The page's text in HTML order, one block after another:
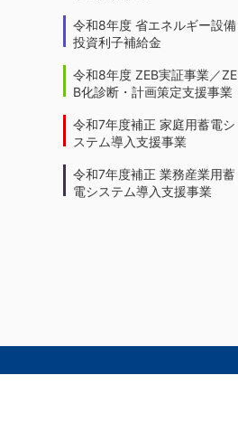
令和8年度 省エネルギー設備
投資利子補給金
令和8年度 ZEB実証事業／ZE
B化診断・計画策定支援事業
令和7年度補正 家庭用蓄電シ
ステム導入支援事業
令和7年度補正 業務産業用蓄
電システム導入支援事業